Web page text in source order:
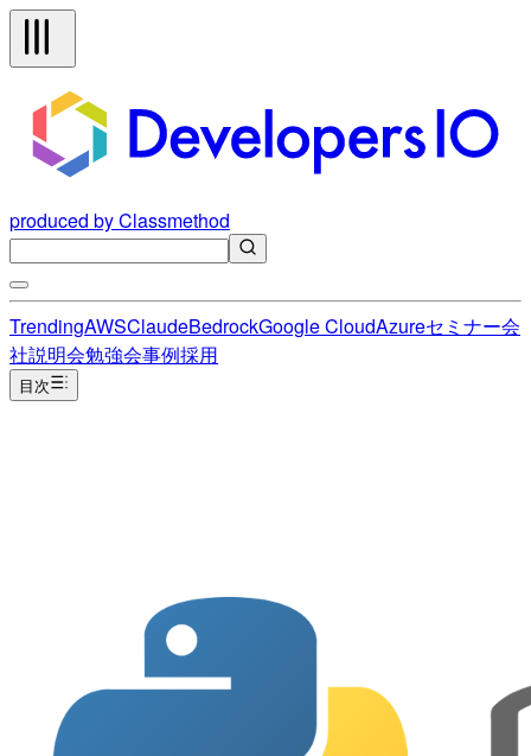
produced by Classmethod
TrendingAWSClaudeBedrockGoogle CloudAzureセミナー会
社説明会勉強会事例採用
目次